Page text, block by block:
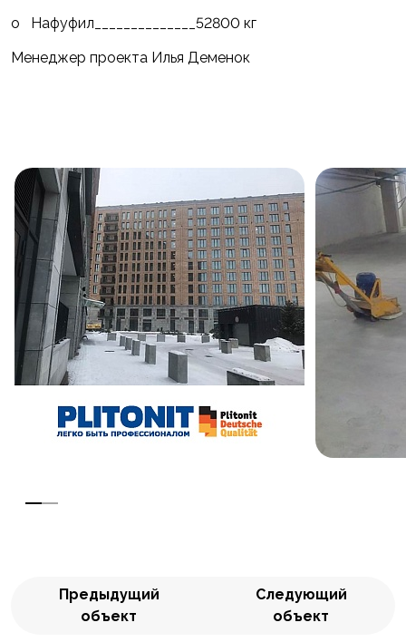
o Нафуфил______________52800 кг
Менеджер проекта Илья Деменок
Предыдущий
объект
Следующий
объект